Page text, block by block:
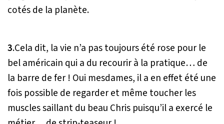
cotés de la planète.
3.Cela dit, la vie n’a pas toujours été rose pour le
bel américain qui a du recourir à la pratique… de
la barre de fer ! Oui mesdames, il a en effet été une
fois possible de regarder et même toucher les
muscles saillant du beau Chris puisqu’il a exercé le